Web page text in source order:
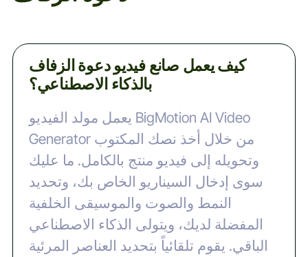
كيف يعمل صانع فيديو دعوة الزفاف
بالذكاء الاصطناعي؟
يعمل مولد الفيديو BigMotion AI Video
Generator من خلال أخذ نصك المكتوب
وتحويله إلى فيديو منتج بالكامل. ما عليك
سوى إدخال السيناريو الخاص بك، وتحديد
النمط والصوت والموسيقى الخلفية
المفضلة لديك، ويتولى الذكاء الاصطناعي
الباقي. يقوم تلقائياً بتحديد العناصر المرئية